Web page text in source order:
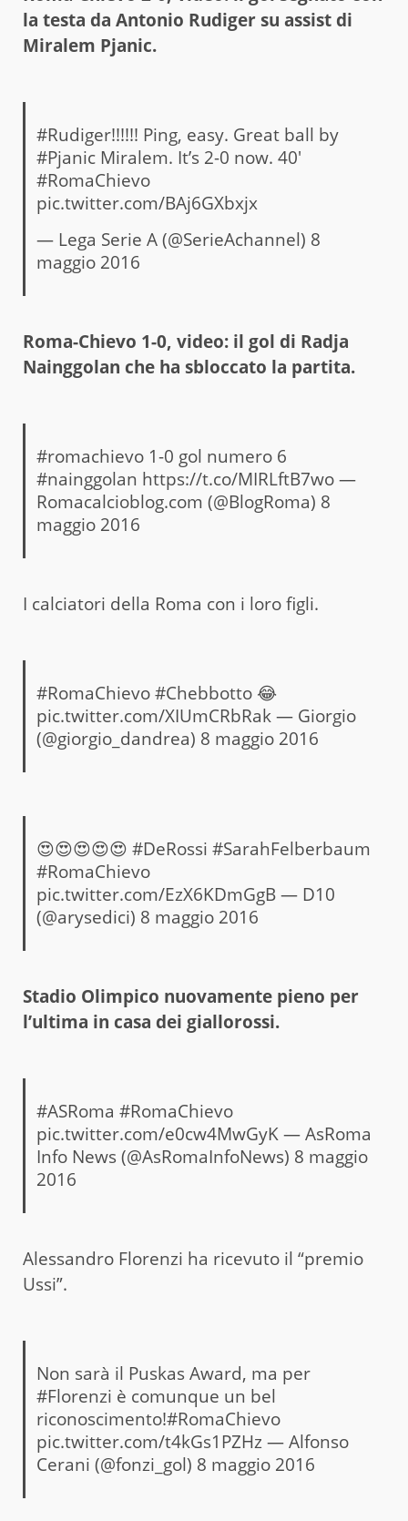
la testa da Antonio Rudiger su assist di
Miralem Pjanic.
#Rudiger!!!!!! Ping, easy. Great ball by
#PjanicMiralem. It’s 2-0 now. 40′
#RomaChievo
pic.twitter.com/BAj6GXbxjx
— Lega Serie A (@SerieAchannel) 8
maggio 2016
Roma-Chievo 1-0, video: il gol di Radja
Nainggolan che ha sbloccato la partita.
#romachievo1-0 gol numero 6
#nainggolan https://t.co/MIRLftB7wo—
Romacalcioblog.com (@BlogRoma) 8
maggio 2016
I calciatori della Roma con i loro figli.
#RomaChievo #Chebbotto😂
pic.twitter.com/XIUmCRbRak— Giorgio
(@giorgio_dandrea) 8 maggio 2016
😍😍😍😍😍 #DeRossi #SarahFelberbaum
#RomaChievo
pic.twitter.com/EzX6KDmGgB— D10
(@arysedici) 8 maggio 2016
Stadio Olimpico nuovamente pieno per
l’ultima in casa dei giallorossi.
#ASRoma #RomaChievo
pic.twitter.com/e0cw4MwGyK— AsRoma
Info News (@AsRomaInfoNews) 8 maggio
2016
Alessandro Florenzi ha ricevuto il “premio
Ussi”.
Non sarà il Puskas Award, ma per
#Florenzi è comunque un bel
riconoscimento!#RomaChievo
pic.twitter.com/t4kGs1PZHz— Alfonso
Cerani (@fonzi_gol) 8 maggio 2016